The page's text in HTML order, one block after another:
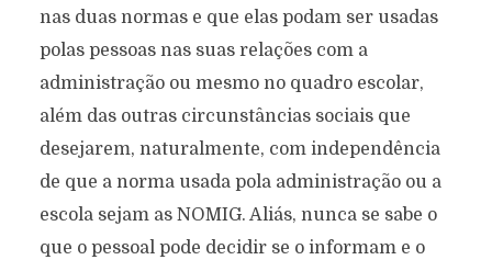
nas duas normas e que elas podam ser usadas
polas pessoas nas suas relações com a
administração ou mesmo no quadro escolar,
além das outras circunstâncias sociais que
desejarem, naturalmente, com independência
de que a norma usada pola administração ou a
escola sejam as NOMIG. Aliás, nunca se sabe o
que o pessoal pode decidir se o informam e o